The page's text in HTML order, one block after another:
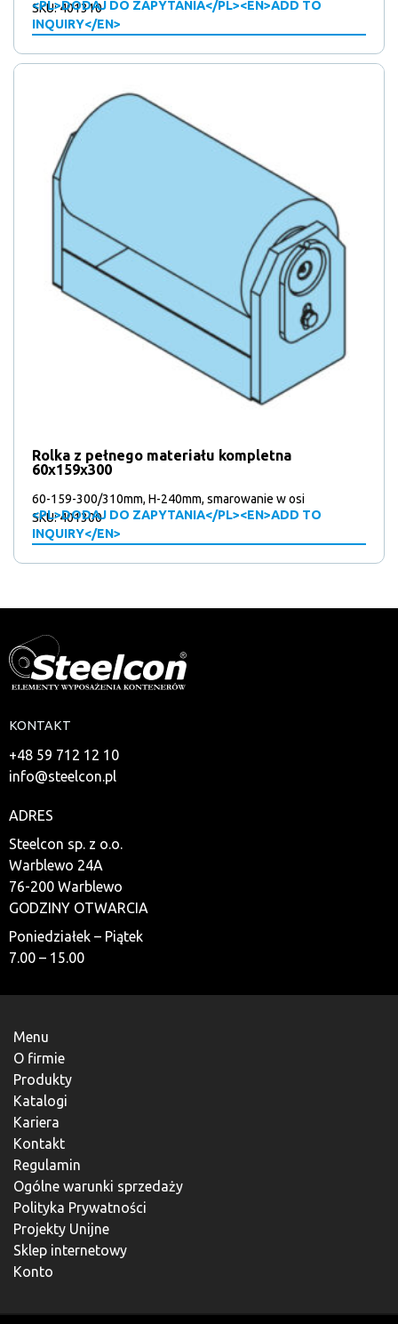
<PL>DODAJ DO ZAPYTANIA</PL><EN>ADD TO
INQUIRY</EN>
SKU: 401310
Rolka z pełnego materiału kompletna
60x159x300
60-159-300/310mm, H-240mm, smarowanie w osi
<PL>DODAJ DO ZAPYTANIA</PL><EN>ADD TO
INQUIRY</EN>
SKU: 401300
KONTAKT
+48 59 712 12 10
info@steelcon.pl
ADRES
Steelcon sp. z o.o.
Warblewo 24A
76-200 Warblewo
GODZINY OTWARCIA
Poniedziałek – Piątek
7.00 – 15.00
Menu
O firmie
Produkty
Katalogi
Kariera
Kontakt
Regulamin
Ogólne warunki sprzedaży
Polityka Prywatności
Projekty Unijne
Sklep internetowy
Konto